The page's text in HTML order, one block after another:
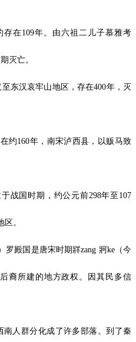
在109年。由六祖二儿子慕雅考
灭亡。
东汉哀牢山地区，存在400年，灭
约160年，南宋泸西县，以贩马致
战国时期，约公元前298年至107
。
罗殿国是唐宋时期牂zang 牁ke（今
裔所建的地方政权。因其民多信
南人群分化成了许多部落。到了秦